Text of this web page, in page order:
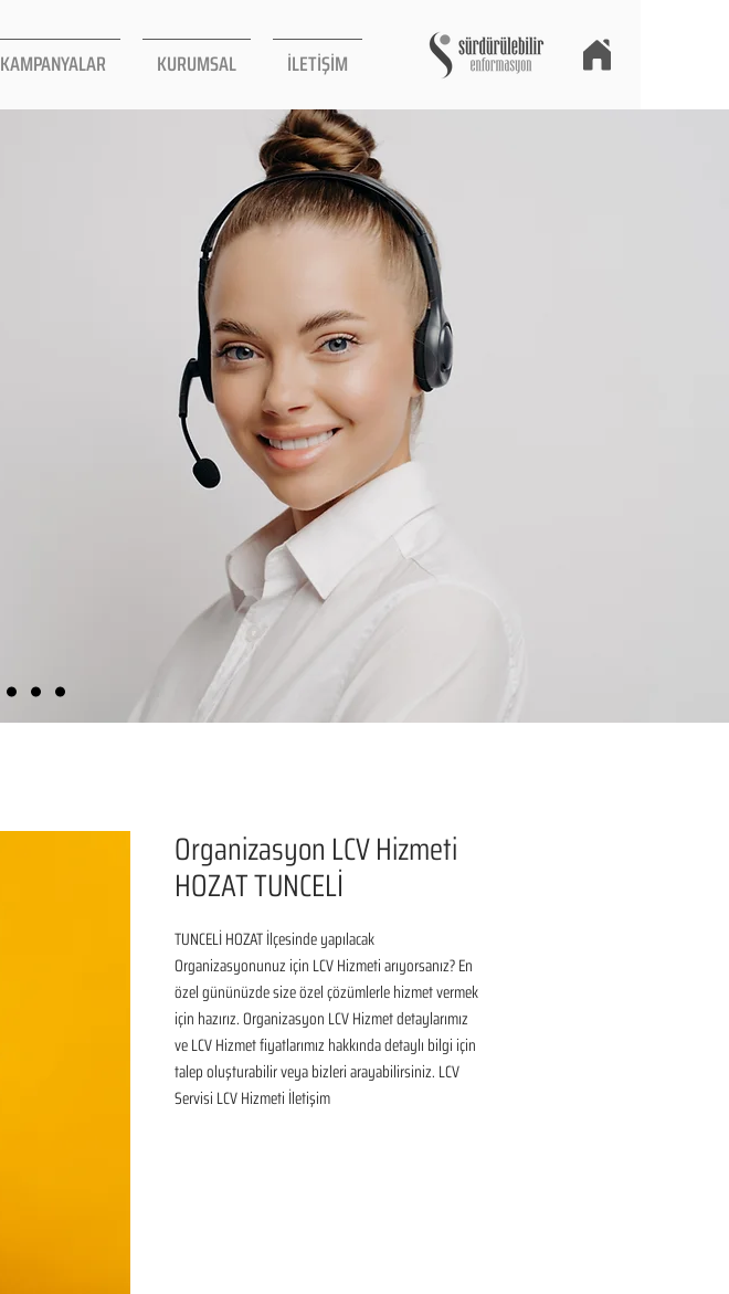
KAMPANYALAR KURUMSAL İLETİŞİM
Organizasyon LCV Hizmeti
HOZAT TUNCELİ
TUNCELİ HOZAT İlçesinde yapılacak
Organizasyonunuz için LCV Hizmeti arıyorsanız? En
özel gününüzde size özel çözümlerle hizmet vermek
için hazırız. Organizasyon LCV Hizmet detaylarımız
ve LCV Hizmet fiyatlarımız hakkında detaylı bilgi için
talep oluşturabilir veya bizleri arayabilirsiniz. LCV
Servisi LCV Hizmeti İletişim